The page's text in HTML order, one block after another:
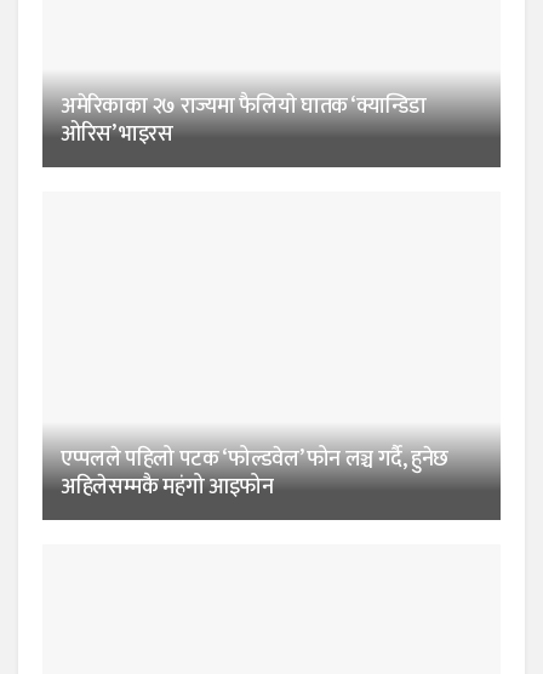
अमेरिकाका २७ राज्यमा फैलियाे घातक ‘क्यान्डिडा
ओरिस’ भाइरस
एप्पलले पहिलो पटक ‘फोल्डवेल’ फोन लञ्च गर्दै, हुनेछ
अहिलेसम्मकै महंगो आइफोन